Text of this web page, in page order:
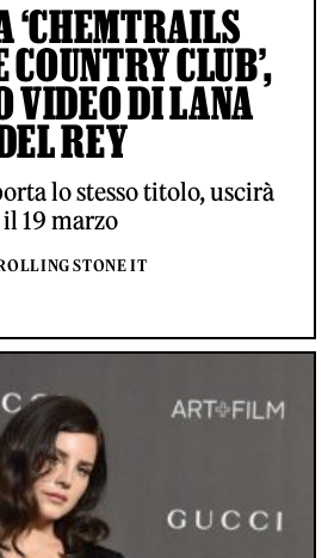
‘CHEMTRAILS
CLUB’,
VIDEO DI LANA
REY
lo stesso titolo, uscirà
il 19 marzo
STONE IT